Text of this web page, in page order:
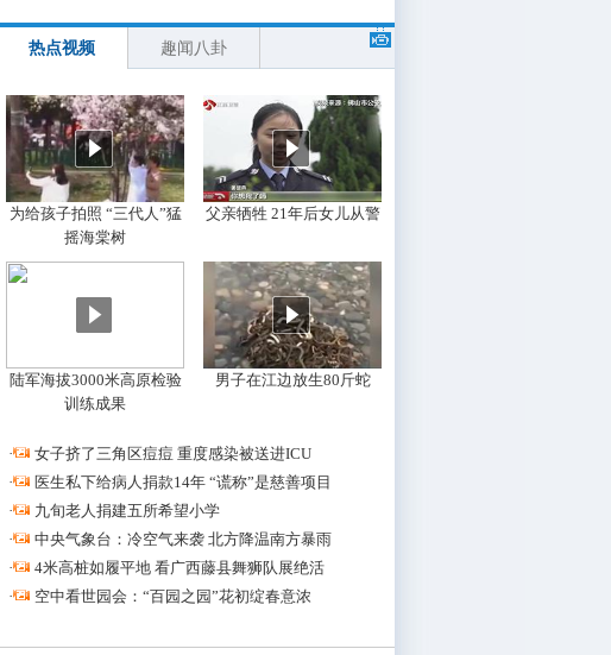
热点视频 趣闻八卦
为给孩子拍照 “三代人”猛
摇海棠树
父亲牺牲 21年后女儿从警
陆军海拔3000米高原检验
训练成果
男子在江边放生80斤蛇
·
女子挤了三角区痘痘 重度感染被送进ICU
·
医生私下给病人捐款14年 “谎称”是慈善项目
·
九旬老人捐建五所希望小学
·
中央气象台：冷空气来袭 北方降温南方暴雨
·
4米高桩如履平地 看广西藤县舞狮队展绝活
·
空中看世园会：“百园之园”花初绽春意浓